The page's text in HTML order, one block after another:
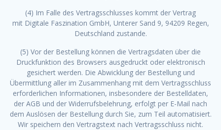
(4) Im Falle des Vertragsschlusses kommt der Vertrag
mit Digitale Faszination GmbH, Unterer Sand 9, 94209 Regen,
Deutschland zustande.
(5) Vor der Bestellung können die Vertragsdaten über die
Druckfunktion des Browsers ausgedruckt oder elektronisch
gesichert werden. Die Abwicklung der Bestellung und
Übermittlung aller im Zusammenhang mit dem Vertragsschluss
erforderlichen Informationen, insbesondere der Bestelldaten,
der AGB und der Widerrufsbelehrung, erfolgt per E-Mail nach
dem Auslösen der Bestellung durch Sie, zum Teil automatisiert.
Wir speichern den Vertragstext nach Vertragsschluss nicht.